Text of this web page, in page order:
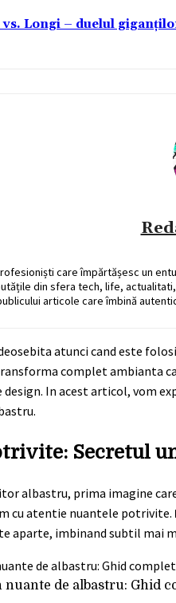
Longi – duelul
care împărtășesc un
din sfera tech, life,
articole care îmbină
atunci cand este
complet ambianta
In acest articol, vom
Secretul
albastru, prima imagine
cu atentie nuantele potrivite.
aparte, imbinand subtil mai
de albastru: Ghid